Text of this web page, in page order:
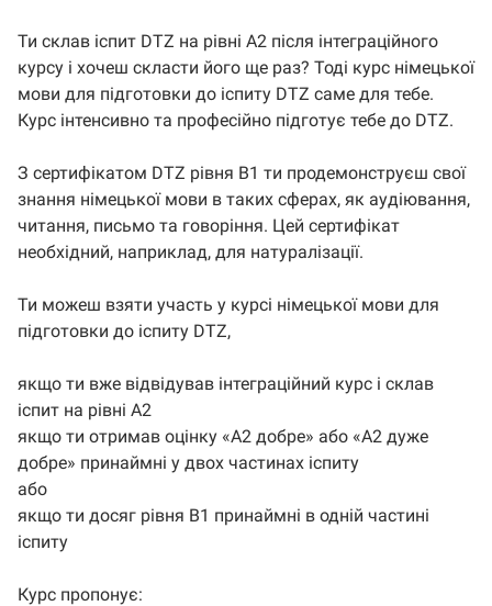
Ти склав іспит DTZ на рівні A2 після інтеграційного
курсу і хочеш скласти його ще раз? Тоді курс німецької
мови для підготовки до іспиту DTZ саме для тебе.
Курс інтенсивно та професійно підготує тебе до DTZ.
З сертифікатом DTZ рівня B1 ти продемонструєш свої
знання німецької мови в таких сферах, як аудіювання,
читання, письмо та говоріння. Цей сертифікат
необхідний, наприклад, для натуралізації.
Ти можеш взяти участь у курсі німецької мови для
підготовки до іспиту DTZ,
якщо ти вже відвідував інтеграційний курс і склав
іспит на рівні A2
якщо ти отримав оцінку «A2 добре» або «A2 дуже
добре» принаймні у двох частинах іспиту
або
якщо ти досяг рівня B1 принаймні в одній частині
іспиту
Курс пропонує: